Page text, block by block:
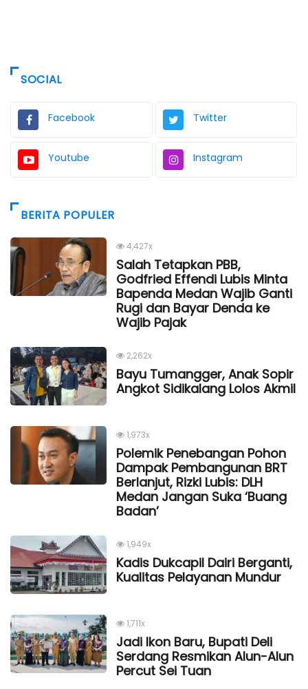
SOCIAL
Facebook Twitter
Youtube Instagram
BERITA POPULER
4,427x
Salah Tetapkan PBB,
Godfried Effendi Lubis Minta
Bapenda Medan Wajib Ganti
Rugi dan Bayar Denda ke
Wajib Pajak
2,262x
Bayu Tumangger, Anak Sopir
Angkot Sidikalang Lolos Akmil
1,973x
Polemik Penebangan Pohon
Dampak Pembangunan BRT
Berlanjut, Rizki Lubis: DLH
Medan Jangan Suka ‘Buang
Badan’
1,949x
Kadis Dukcapil Dairi Berganti,
Kualitas Pelayanan Mundur
1,711x
Jadi Ikon Baru, Bupati Deli
Serdang Resmikan Alun-Alun
Percut Sei Tuan